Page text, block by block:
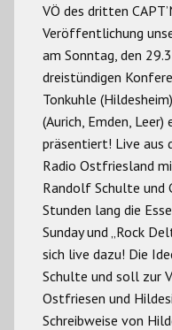
VÖ des dritten
Veröffentlichung
am Sonntag, den
dreistündigen
Tonkuhle
(Aurich, Emden,
präsentiert! Live aus
Radio Ostfriesland
Randolf Schulte und
Stunden lang die
Sunday und „Rock
sich live dazu! Die
Schulte und soll zur
Ostfriesen und
Schreibweise von